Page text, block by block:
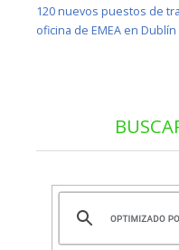
120 nuevos puestos de
oficina de EMEA en Dublín